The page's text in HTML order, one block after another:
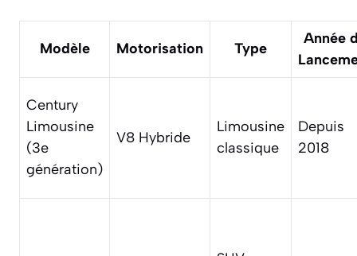
Modèle Motorisation Type
Année
Century
Limousine
(3e
génération)
V8 Hybride
Limousine
classique
Depuis
2018